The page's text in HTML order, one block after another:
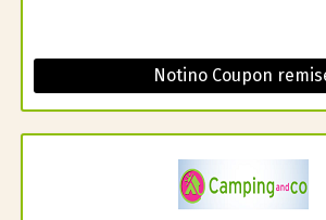
Notino Coupon